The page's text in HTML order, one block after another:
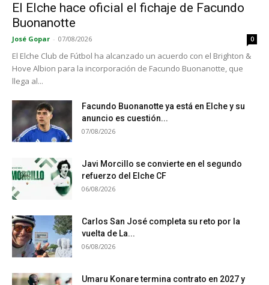
El Elche hace oficial el fichaje de Facundo
Buonanotte
José Gopar - 07/08/2026 0
El Elche Club de Fútbol ha alcanzado un acuerdo con el Brighton &
Hove Albion para la incorporación de Facundo Buonanotte, que
llega al...
Facundo Buonanotte ya está en Elche y su
anuncio es cuestión...
07/08/2026
Javi Morcillo se convierte en el segundo
refuerzo del Elche CF
06/08/2026
Carlos San José completa su reto por la
vuelta de La...
06/08/2026
Umaru Konare termina contrato en 2027 y